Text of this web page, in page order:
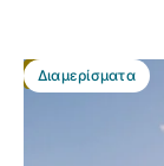
BEST DEAL
Διαμερίσματα